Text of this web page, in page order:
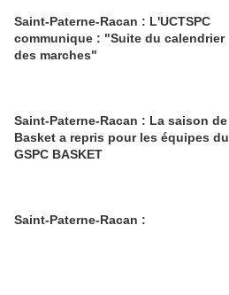
Saint-Paterne-Racan : L'UCTSPC
communique : "Suite du calendrier
des marches"
Saint-Paterne-Racan : La saison de
Basket a repris pour les équipes du
GSPC BASKET
Saint-Paterne-Racan :